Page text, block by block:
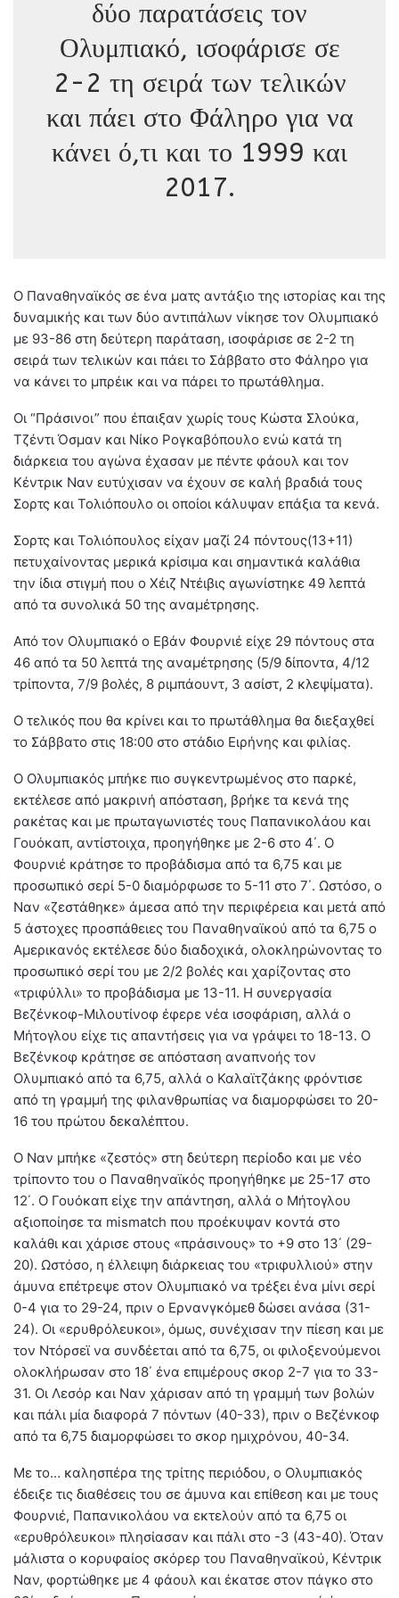
δύο παρατάσεις τον
Ολυμπιακό, ισοφάρισε σε
2-2 τη σειρά των τελικών
και πάει στο Φάληρο για να
κάνει ό,τι και το 1999 και
2017.
Ο Παναθηναϊκός σε ένα ματς αντάξιο της ιστορίας και της
δυναμικής και των δύο αντιπάλων νίκησε τον Ολυμπιακό
με 93-86 στη δεύτερη παράταση, ισοφάρισε σε 2-2 τη
σειρά των τελικών και πάει το Σάββατο στο Φάληρο για
να κάνει το μπρέικ και να πάρει το πρωτάθλημα.
Οι “Πράσινοι” που έπαιξαν χωρίς τους Κώστα Σλούκα,
Τζέντι Όσμαν και Νίκο Ρογκαβόπουλο ενώ κατά τη
διάρκεια του αγώνα έχασαν με πέντε φάουλ και τον
Κέντρικ Ναν ευτύχισαν να έχουν σε καλή βραδιά τους
Σορτς και Τολιόπουλο οι οποίοι κάλυψαν επάξια τα κενά.
Σορτς και Τολιόπουλος είχαν μαζί 24 πόντους(13+11)
πετυχαίνοντας μερικά κρίσιμα και σημαντικά καλάθια
την ίδια στιγμή που ο Χέιζ Ντέιβις αγωνίστηκε 49 λεπτά
από τα συνολικά 50 της αναμέτρησης.
Από τον Ολυμπιακό ο Εβάν Φουρνιέ είχε 29 πόντους στα
46 από τα 50 λεπτά της αναμέτρησης (5/9 δίποντα, 4/12
τρίποντα, 7/9 βολές, 8 ριμπάουντ, 3 ασίστ, 2 κλεψίματα).
Ο τελικός που θα κρίνει και το πρωτάθλημα θα διεξαχθεί
το Σάββατο στις 18:00 στο στάδιο Ειρήνης και φιλίας.
Ο Ολυμπιακός μπήκε πιο συγκεντρωμένος στο παρκέ,
εκτέλεσε από μακρινή απόσταση, βρήκε τα κενά της
ρακέτας και με πρωταγωνιστές τους Παπανικολάου και
Γουόκαπ, αντίστοιχα, προηγήθηκε με 2-6 στο 4΄. Ο
Φουρνιέ κράτησε το προβάδισμα από τα 6,75 και με
προσωπικό σερί 5-0 διαμόρφωσε το 5-11 στο 7΄. Ωστόσο, ο
Ναν «ζεστάθηκε» άμεσα από την περιφέρεια και μετά από
5 άστοχες προσπάθειες του Παναθηναϊκού από τα 6,75 ο
Αμερικανός εκτέλεσε δύο διαδοχικά, ολοκληρώνοντας το
προσωπικό σερί του με 2/2 βολές και χαρίζοντας στο
«τριφύλλι» το προβάδισμα με 13-11. Η συνεργασία
Βεζένκοφ-Μιλουτίνοφ έφερε νέα ισοφάριση, αλλά ο
Μήτογλου είχε τις απαντήσεις για να γράψει το 18-13. Ο
Βεζένκοφ κράτησε σε απόσταση αναπνοής τον
Ολυμπιακό από τα 6,75, αλλά ο Καλαϊτζάκης φρόντισε
από τη γραμμή της φιλανθρωπίας να διαμορφώσει το 20-
16 του πρώτου δεκαλέπτου.
Ο Ναν μπήκε «ζεστός» στη δεύτερη περίοδο και με νέο
τρίποντο του ο Παναθηναϊκός προηγήθηκε με 25-17 στο
12΄. Ο Γουόκαπ είχε την απάντηση, αλλά ο Μήτογλου
αξιοποίησε τα mismatch που προέκυψαν κοντά στο
καλάθι και χάρισε στους «πράσινους» το +9 στο 13΄ (29-
20). Ωστόσο, η έλλειψη διάρκειας του «τριφυλλιού» στην
άμυνα επέτρεψε στον Ολυμπιακό να τρέξει ένα μίνι σερί
0-4 για το 29-24, πριν ο Ερνανγκόμεθ δώσει ανάσα (31-
24). Οι «ερυθρόλευκοι», όμως, συνέχισαν την πίεση και με
τον Ντόρσεϊ να συνδέεται από τα 6,75, οι φιλοξενούμενοι
ολοκλήρωσαν στο 18΄ ένα επιμέρους σκορ 2-7 για το 33-
31. Οι Λεσόρ και Ναν χάρισαν από τη γραμμή των βολών
και πάλι μία διαφορά 7 πόντων (40-33), πριν ο Βεζένκοφ
από τα 6,75 διαμορφώσει το σκορ ημιχρόνου, 40-34.
Με το… καλησπέρα της τρίτης περιόδου, ο Ολυμπιακός
έδειξε τις διαθέσεις του σε άμυνα και επίθεση και με τους
Φουρνιέ, Παπανικολάου να εκτελούν από τα 6,75 οι
«ερυθρόλευκοι» πλησίασαν και πάλι στο -3 (43-40). Όταν
μάλιστα ο κορυφαίος σκόρερ του Παναθηναϊκού, Κέντρικ
Ναν, φορτώθηκε με 4 φάουλ και έκατσε στον πάγκο στο